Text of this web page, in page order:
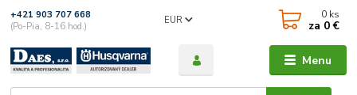
Menu
EUR
+421 903 707 668
(Po-Pia, 8-16 hod.)
0 ks
za 0 €